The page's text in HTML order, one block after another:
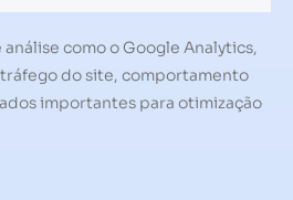
como o Google Analytics,
do site, comportamento
importantes para otimização